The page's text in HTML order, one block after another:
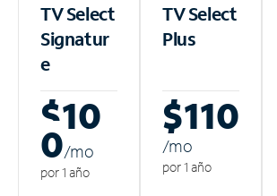
TV Select
Signatur
e
$10
0/mo
por 1 año
TV Select
Plus
$110
/mo
por 1 año